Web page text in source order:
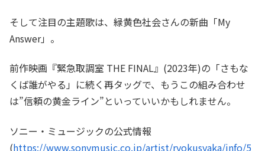
そして注目の主題歌は、緑黄色社会さんの新曲「My
Answer」。
前作映画『緊急取調室 THE FINAL』(2023年)の「さもな
くば誰がやる」に続く再タッグで、もうこの組み合わせ
は”信頼の黄金ライン”といっていいかもしれません。
ソニー・ミュージックの公式情報
(https://www.sonymusic.co.jp/artist/ryokusyaka/info/5